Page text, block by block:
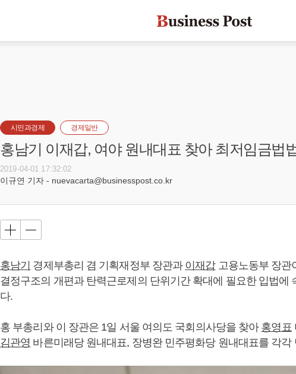
시민과경제 경제일반
홍남기 이재갑, 여야 원내대표 찾아 최저임금법
2019-04-01 17:32:02
이규연 기자 - nuevacarta@businesspost.co.kr
홍남기 경제부총리 겸 기획재정부 장관과 이재갑고용노동부 장관
결정구조의 개편과 탄력근로제의 단위기간 확대에 필요한 입법에
다.
홍 부총리와 이 장관은 1일 서울 여의도 국회의사당을 찾아 홍영표
김관영 바른미래당 원내대표, 장병완 민주평화당 원내대표를 각각